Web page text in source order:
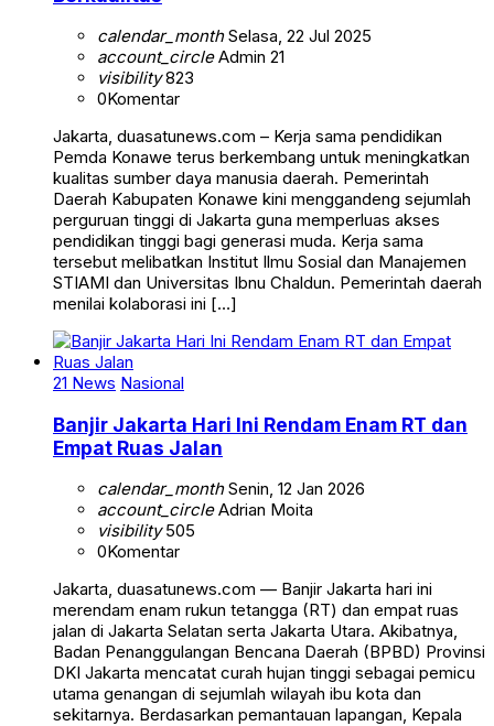
calendar_monthSelasa, 22 Jul 2025
account_circleAdmin 21
visibility823
0Komentar
Jakarta, duasatunews.com – Kerja sama pendidikan
Pemda Konawe terus berkembang untuk meningkatkan
kualitas sumber daya manusia daerah. Pemerintah
Daerah Kabupaten Konawe kini menggandeng sejumlah
perguruan tinggi di Jakarta guna memperluas akses
pendidikan tinggi bagi generasi muda. Kerja sama
tersebut melibatkan Institut Ilmu Sosial dan Manajemen
STIAMI dan Universitas Ibnu Chaldun. Pemerintah daerah
menilai kolaborasi ini […]
21 News Nasional
Banjir Jakarta Hari Ini Rendam Enam RT dan
Empat Ruas Jalan
calendar_monthSenin, 12 Jan 2026
account_circleAdrian Moita
visibility505
0Komentar
Jakarta, duasatunews.com — Banjir Jakarta hari ini
merendam enam rukun tetangga (RT) dan empat ruas
jalan di Jakarta Selatan serta Jakarta Utara. Akibatnya,
Badan Penanggulangan Bencana Daerah (BPBD) Provinsi
DKI Jakarta mencatat curah hujan tinggi sebagai pemicu
utama genangan di sejumlah wilayah ibu kota dan
sekitarnya. Berdasarkan pemantauan lapangan, Kepala